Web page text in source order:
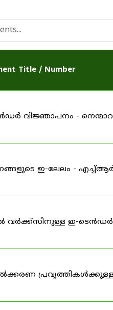
Title / Number
വിജ്ഞാപനം -
ഇ-ലേലം -
വർക്ക്സിനുള്ള ഇ-
പ്രവൃത്തികൾക്കുള്ള